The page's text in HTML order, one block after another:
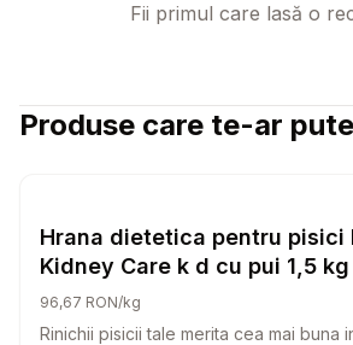
Fii primul care lasă o
Produse care te-ar
Hrana dietetica pentru pisici
Kidney Care k d cu pui 1,5 kg
96,67 RON/kg
Rinichii pisicii tale merita cea mai buna